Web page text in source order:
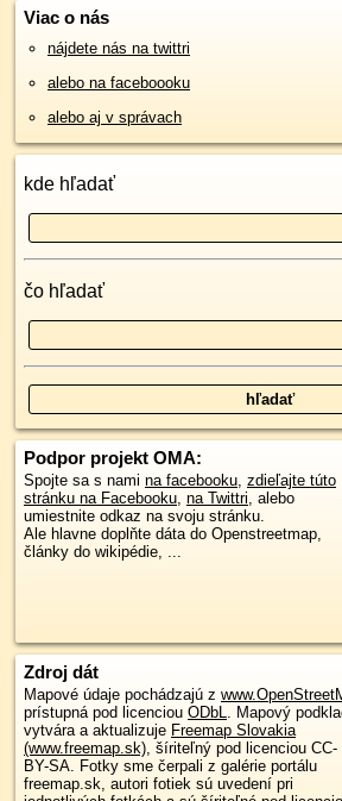
Viac o nás
nájdete nás na twittri
alebo na faceboooku
alebo aj v správach
kde hľadať
čo hľadať
Podpor projekt OMA:
Spojte sa s nami na facebooku, zdieľajte túto
stránku na Facebooku, na Twittri, alebo
umiestnite odkaz na svoju stránku.
Ale hlavne doplňte dáta do Openstreetmap,
články do wikipédie, ...
Zdroj dát
Mapové údaje pochádzajú z
prístupná pod licenciou ODbL. Mapový
vytvára a aktualizuje Freemap Slovakia
(www.freemap.sk), šíriteľný pod licenciou CC-
BY-SA. Fotky sme čerpali z galérie portálu
freemap.sk, autori fotiek sú uvedení pri